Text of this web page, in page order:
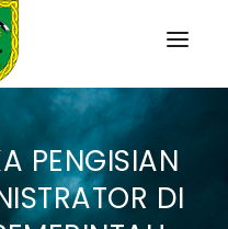
PENGISIAN
DI